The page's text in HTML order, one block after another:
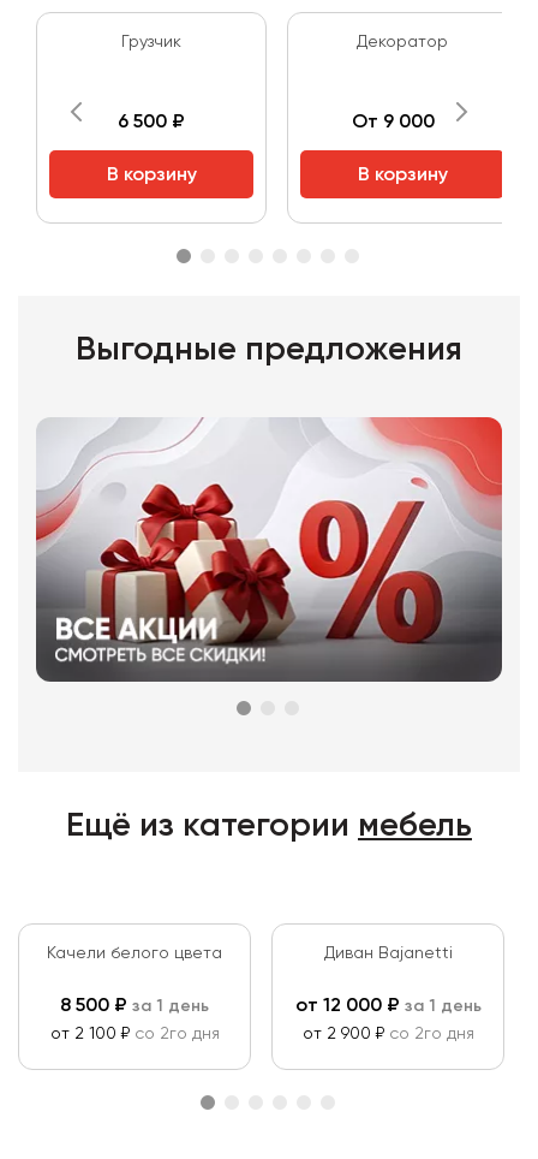
Грузчик
6 500 ₽
В корзину
Декоратор
От 9 000 ₽
В корзину
Выгодные предложения
Ещё из категории мебель
Качели белого цвета
8 500 ₽ за 1 день
от 2 100 ₽ со 2го дня
Диван Bajanetti
от 12 000₽ за 1 день
от 2 900 ₽ со 2го дня